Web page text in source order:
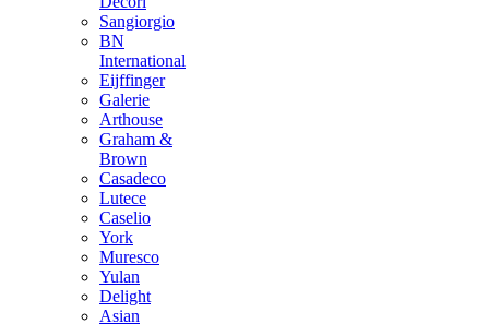
Sangiorgio
BN
International
Eijffinger
Galerie
Arthouse
Graham &
Brown
Casadeco
Lutece
Caselio
York
Muresco
Yulan
Delight
Asian